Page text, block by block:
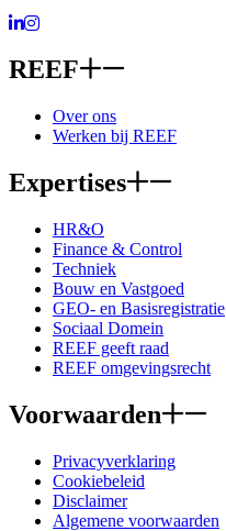
Ga naar LinkedIn
Ga naar Instagram
REEF
Over ons
Werken bij REEF
Expertises
HR&O
Finance & Control
Techniek
Bouw en Vastgoed
GEO- en Basisregistratie
Sociaal Domein
REEF geeft raad
REEF omgevingsrecht
Voorwaarden
Privacyverklaring
Cookiebeleid
Disclaimer
Algemene voorwaarden